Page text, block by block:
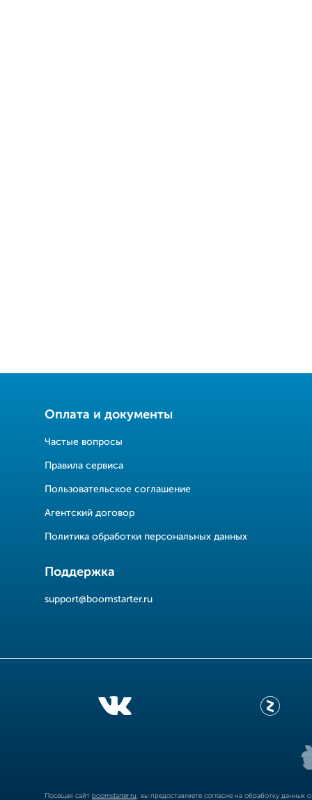
Оплата и документы
Частые вопросы
Правила сервиса
Пользовательское соглашение
Агентский договор
Политика обработки персональных данных
Поддержка
support@boomstarter.ru
Посещая сайт boomstarter.ru , вы предоставляете согласие на обработку